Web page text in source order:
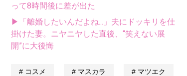
って8時間後に差が出た
▶「離婚したいんだよね...」夫にドッキリを仕
掛けた妻。ニヤニヤした直後、“笑えない展
開”に大後悔
コスメ マスカラ マツエク